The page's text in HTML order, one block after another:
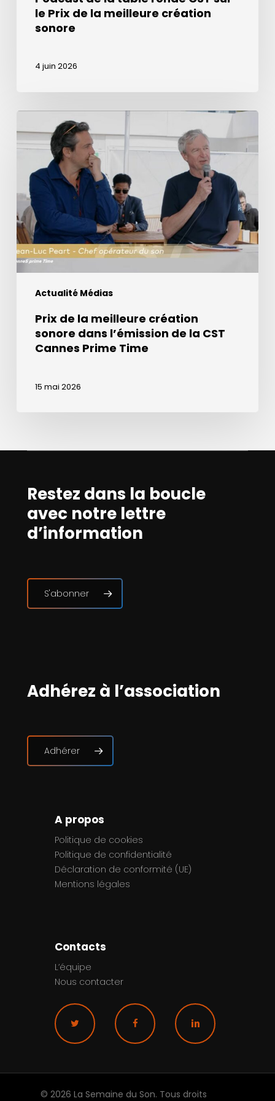
sonore
le Prix de la meilleure création
sonore
4 juin 2026
Actualité Médias
de
la
meilleure
création
sonore
dans
l’émission
de
la
Cannes
TimePrix de la meilleure création
sonore dans l’émission de la CST
Cannes Prime Time
15 mai 2026
Restez dans la boucle
avec notre lettre
d’information
S'abonner
Adhérez à l’association
Adhérer
A propos
Politique de cookies
Politique de confidentialité
Déclaration de conformité (UE)
Mentions légales
Contacts
L’équipe
Nous contacter
© 2026 La Semaine du Son. Tous droits